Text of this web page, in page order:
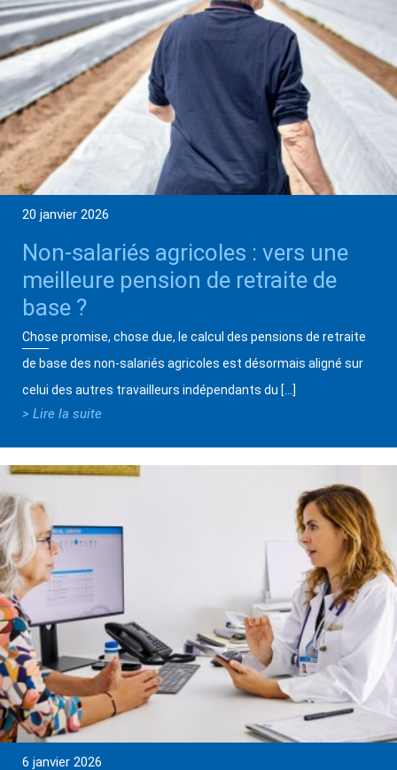
20 janvier 2026
Non-salariés agricoles : vers une
meilleure pension de retraite de
base ?
Chose promise, chose due, le calcul des pensions de retraite
de base des non-salariés agricoles est désormais aligné sur
celui des autres travailleurs indépendants du […]
> Lire la suite
6 janvier 2026